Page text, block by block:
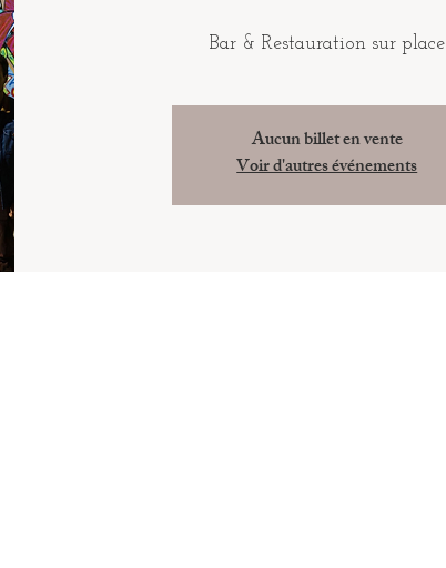
Bar & Restauration sur place
Aucun billet en vente
Voir d'autres événements